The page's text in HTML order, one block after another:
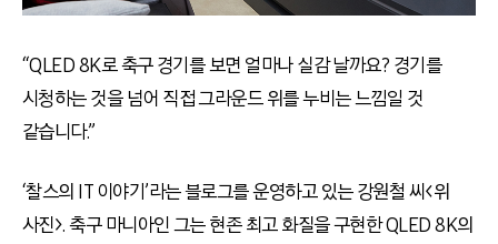
“QLED 8K로 축구 경기를 보면 얼마나 실감 날까요? 경기를
시청하는 것을 넘어 직접 그라운드 위를 누비는 느낌일 것
같습니다.”
‘찰스의 IT 이야기’라는 블로그를 운영하고 있는 강원철 씨<위
사진>. 축구 마니아인 그는 현존 최고 화질을 구현한 QLED 8K의